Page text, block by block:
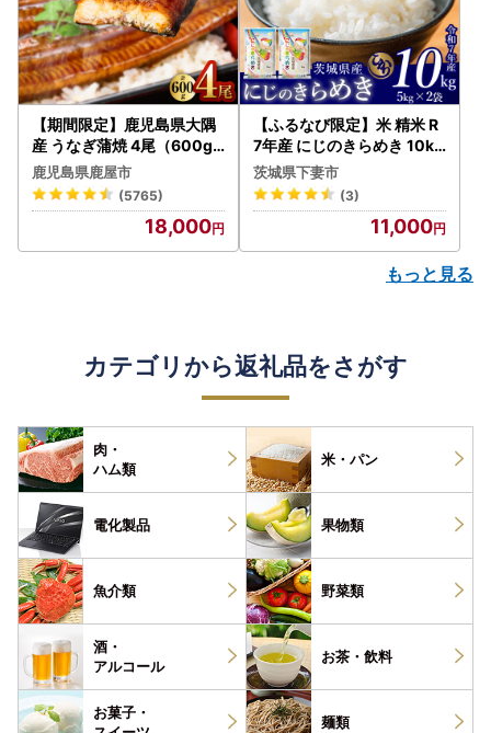
【期間限定】鹿児島県大隅
産 うなぎ蒲焼 4尾（600g
） KN007-004-04-cp18
うなぎ 鰻 魚 惣菜 総菜
鹿児島県鹿屋市
(5765)
18,000
【ふるなび限定】米 精米 R
7年産 にじのきらめき 10kg
10月 FN-Limited-PR
茨城県下妻市
(3)
11,000
もっと見る
カテゴリから返礼品をさがす
肉・
ハム類
米・パン
電化製品 果物類
魚介類 野菜類
酒・
アルコール
お茶・ 飲料
お菓子・
麺類